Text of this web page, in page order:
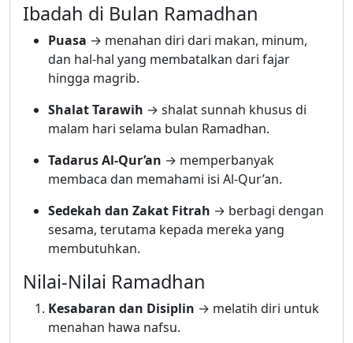
Ibadah di Bulan Ramadhan
Puasa → menahan diri dari makan, minum,
dan hal-hal yang membatalkan dari fajar
hingga magrib.
Shalat Tarawih → shalat sunnah khusus di
malam hari selama bulan Ramadhan.
Tadarus Al-Qur’an → memperbanyak
membaca dan memahami isi Al-Qur’an.
Sedekah dan Zakat Fitrah → berbagi dengan
sesama, terutama kepada mereka yang
membutuhkan.
Nilai-Nilai Ramadhan
Kesabaran dan Disiplin → melatih diri untuk
menahan hawa nafsu.